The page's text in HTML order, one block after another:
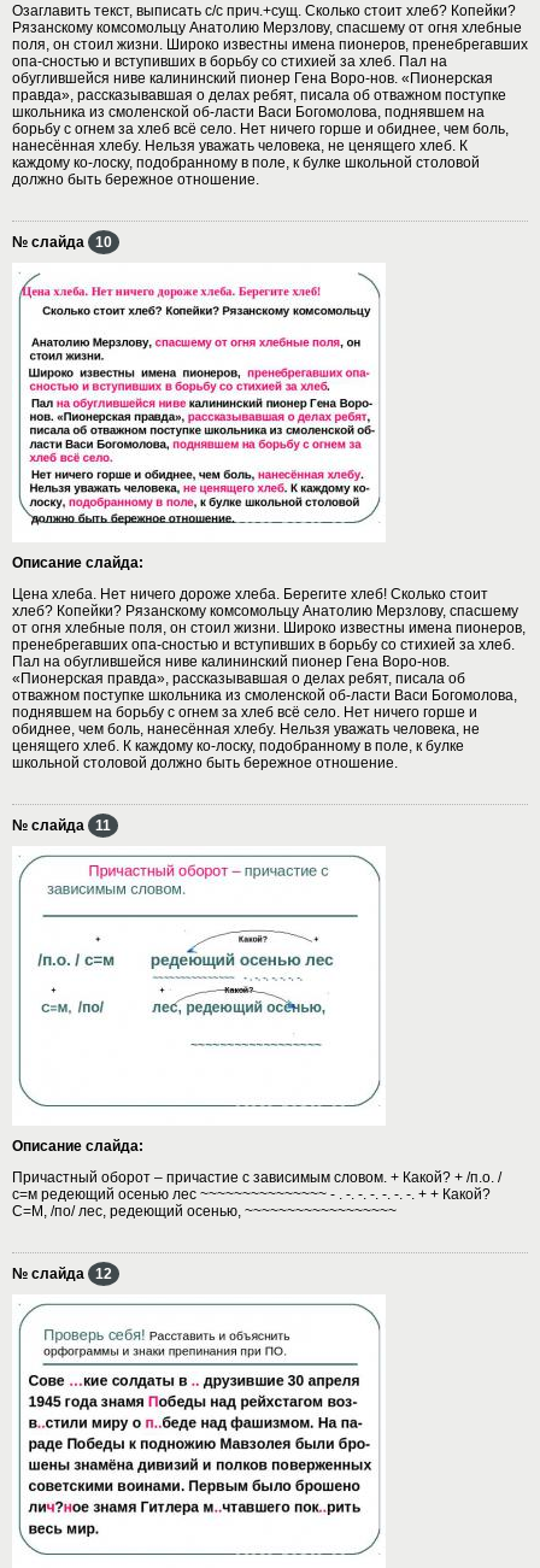
Озаглавить текст, выписать с/с прич.+сущ. Сколько стоит хлеб? Копейки?
Рязанскому комсомольцу Анатолию Мерзлову, спасшему от огня хлебные
поля, он стоил жизни. Широко известны имена пионеров, пренебрегавших
опа-сностью и вступивших в борьбу со стихией за хлеб. Пал на
обуглившейся ниве калининский пионер Гена Воро-нов. «Пионерская
правда», рассказывавшая о делах ребят, писала об отважном поступке
школьника из смоленской об-ласти Васи Богомолова, поднявшем на
борьбу с огнем за хлеб всё село. Нет ничего горше и обиднее, чем боль,
нанесённая хлебу. Нельзя уважать человека, не ценящего хлеб. К
каждому ко-лоску, подобранному в поле, к булке школьной столовой
должно быть бережное отношение.
№ слайда 10
Описание слайда:
Цена хлеба. Нет ничего дороже хлеба. Берегите хлеб! Сколько стоит
хлеб? Копейки? Рязанскому комсомольцу Анатолию Мерзлову, спасшему
от огня хлебные поля, он стоил жизни. Широко известны имена пионеров,
пренебрегавших опа-сностью и вступивших в борьбу со стихией за хлеб.
Пал на обуглившейся ниве калининский пионер Гена Воро-нов.
«Пионерская правда», рассказывавшая о делах ребят, писала об
отважном поступке школьника из смоленской об-ласти Васи Богомолова,
поднявшем на борьбу с огнем за хлеб всё село. Нет ничего горше и
обиднее, чем боль, нанесённая хлебу. Нельзя уважать человека, не
ценящего хлеб. К каждому ко-лоску, подобранному в поле, к булке
школьной столовой должно быть бережное отношение.
№ слайда 11
Описание слайда:
Причастный оборот – причастие с зависимым словом. + Какой? + /п.о. /
с=м редеющий осенью лес ~~~~~~~~~~~~~~~ - . -. -. -. -. -. -. + + Какой?
С=М, /по/ лес, редеющий осенью, ~~~~~~~~~~~~~~~~~~
№ слайда 12